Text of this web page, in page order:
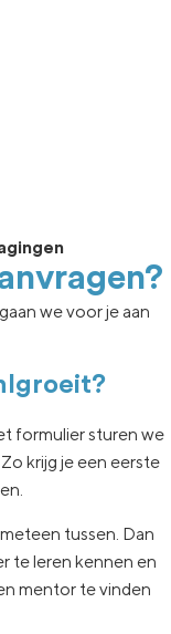
we voor je aan
formulier sturen we
Zo krijg je een eerste
meteen tussen. Dan
te leren kennen en
mentor te vinden